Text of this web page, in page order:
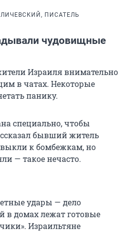
ПИСАТЕЛЬ
чудовищные
Израиля внимательно
в чатах. Некоторые
панику.
специально, чтобы
бывший житель
к бомбежкам, но
— такое нечасто.
удары — дело
в домах лежат готовые
Израильтяне